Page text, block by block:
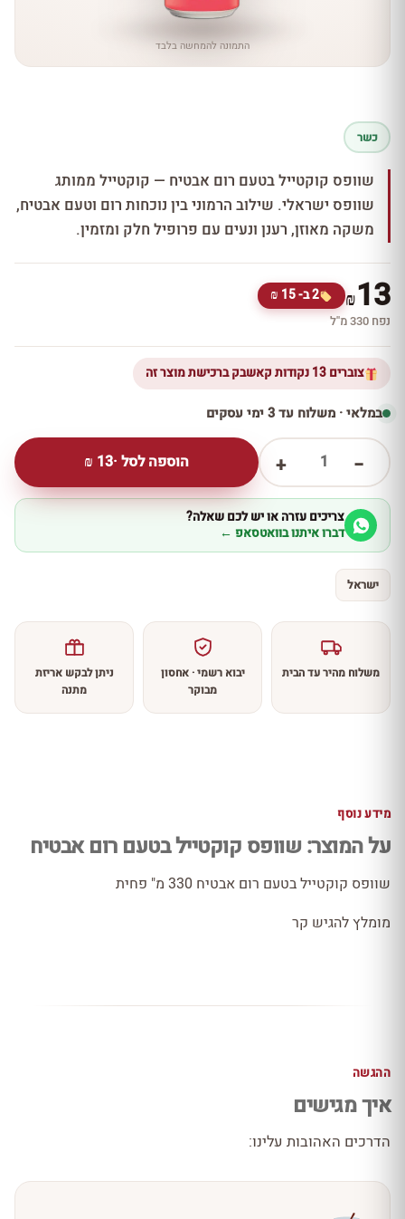
התמונה להמחשה בלבד
כשר
שוופס קוקטייל בטעם רום אבטיח — קוקטייל ממותג
שוופס ישראלי. שילוב הרמוני בין נוכחות רום וטעם אבטיח,
משקה מאוזן, רענן ונעים עם פרופיל חלק ומזמין.
₪13 2 ב- 15 ₪
נפח 330 מ''ל
צוברים 13 נקודות קאשבק ברכישת מוצר זה
במלאי · משלוח עד 3 ימי עסקים
−
1
+ הוספה לסל ·13
₪
צריכים עזרה או יש לכם שאלה?
דברו איתנו בוואטסאפ ←
ישראל
משלוח מהיר עד הבית
יבוא רשמי · אחסון
מבוקר
ניתן לבקש אריזת
מתנה
מידע נוסף
על המוצר: שוופס קוקטייל בטעם רום אבטיח
שוופס קוקטייל בטעם רום אבטיח 330 מ" פחית
מומלץ להגיש קר
ההגשה
איך מגישים
הדרכים האהובות עלינו: